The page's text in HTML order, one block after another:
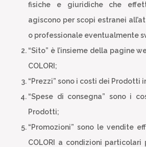
fisiche e giuridiche che
agiscono per scopi estranei
o professionale eventualmente
“Sito” è l’insieme della pagine
COLORI;
“Prezzi” sono i costi dei Prodotti
“Spese di consegna” sono i
Prodotti;
“Promozioni” sono le vendite
COLORI a condizioni